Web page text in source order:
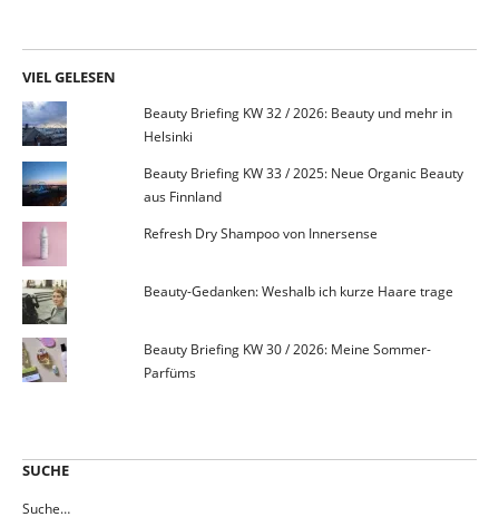
VIEL GELESEN
Beauty Briefing KW 32 / 2026: Beauty und mehr in
Helsinki
Beauty Briefing KW 33 / 2025: Neue Organic Beauty
aus Finnland
Refresh Dry Shampoo von Innersense
Beauty-Gedanken: Weshalb ich kurze Haare trage
Beauty Briefing KW 30 / 2026: Meine Sommer-
Parfüms
SUCHE